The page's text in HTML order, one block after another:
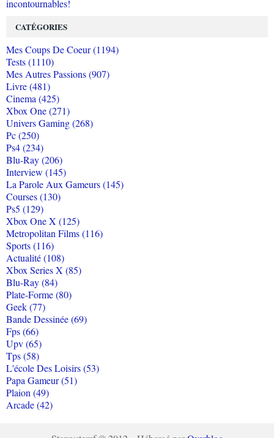
incontournables!
CATÉGORIES
Mes Coups De Coeur (1194)
Tests (1110)
Mes Autres Passions (907)
Livre (481)
Cinema (425)
Xbox One (271)
Univers Gaming (268)
Pc (250)
Ps4 (234)
Blu-Ray (206)
Interview (145)
La Parole Aux Gameurs (145)
Courses (130)
Ps5 (129)
Xbox One X (125)
Metropolitan Films (116)
Sports (116)
Actualité (108)
Xbox Series X (85)
Blu-Ray (84)
Plate-Forme (80)
Geek (77)
Bande Dessinée (69)
Fps (66)
Upv (65)
Tps (58)
L'école Des Loisirs (53)
Papa Gameur (51)
Plaion (49)
Arcade (42)